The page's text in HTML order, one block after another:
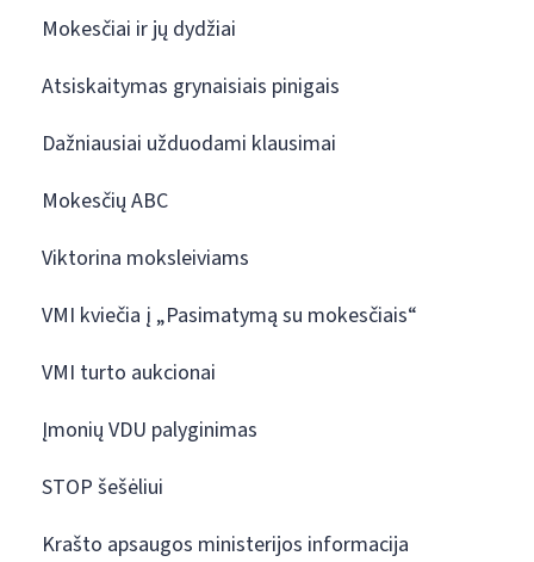
Mokesčiai ir jų dydžiai
Atsiskaitymas grynaisiais pinigais
Dažniausiai užduodami klausimai
Mokesčių ABC
Viktorina moksleiviams
VMI kviečia į „Pasimatymą su mokesčiais“
VMI turto aukcionai
Įmonių VDU palyginimas
STOP šešėliui
Krašto apsaugos ministerijos informacija